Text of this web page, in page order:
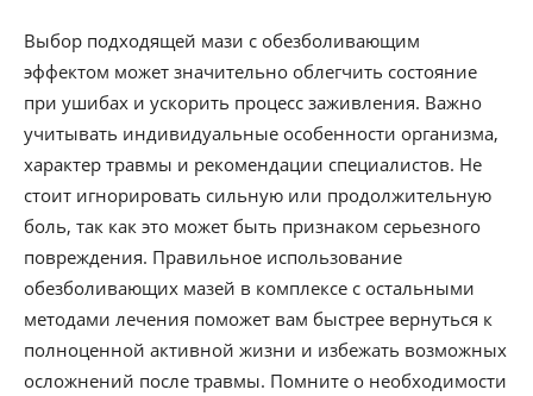
Выбор подходящей мази с обезболивающим
эффектом может значительно облегчить состояние
при ушибах и ускорить процесс заживления. Важно
учитывать индивидуальные особенности организма,
характер травмы и рекомендации специалистов. Не
стоит игнорировать сильную или продолжительную
боль, так как это может быть признаком серьезного
повреждения. Правильное использование
обезболивающих мазей в комплексе с остальными
методами лечения поможет вам быстрее вернуться к
полноценной активной жизни и избежать возможных
осложнений после травмы. Помните о необходимости